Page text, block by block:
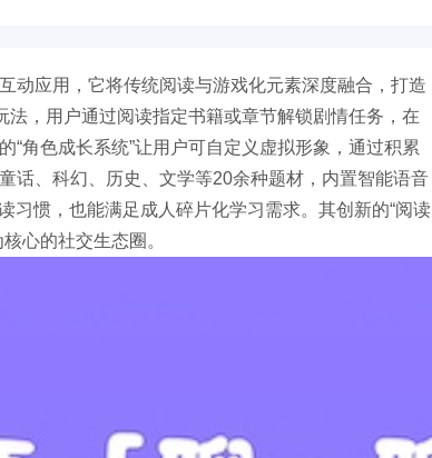
动应用，它将传统阅读与游戏化元素深度融合，打造
法，用户通过阅读指定书籍或章节解锁剧情任务，在
角色成长系统”让用户可自定义虚拟形象，通过积累
话、科幻、历史、文学等20余种题材，内置智能语音
习惯，也能满足成人碎片化学习需求。其创新的“阅读
心的社交生态圈。